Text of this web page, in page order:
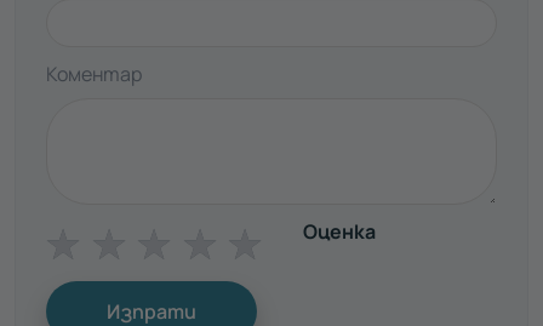
Коментар
Оценка
Изпрати